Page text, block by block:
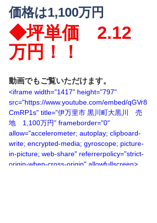
価格は1,100万円
◆坪単価　2.12
万円！！
動画でもご覧いただけます。
<iframe width="1417" height="797"
src="https://www.youtube.com/embed/qGVr8
CmRP1s" title="伊万里市 黒川町大黒川　売
地　1,100万円" frameborder="0"
allow="accelerometer; autoplay; clipboard-
write; encrypted-media; gyroscope; picture-
in-picture; web-share" referrerpolicy="strict-
origin-when-cross-origin" allowfullscreen>